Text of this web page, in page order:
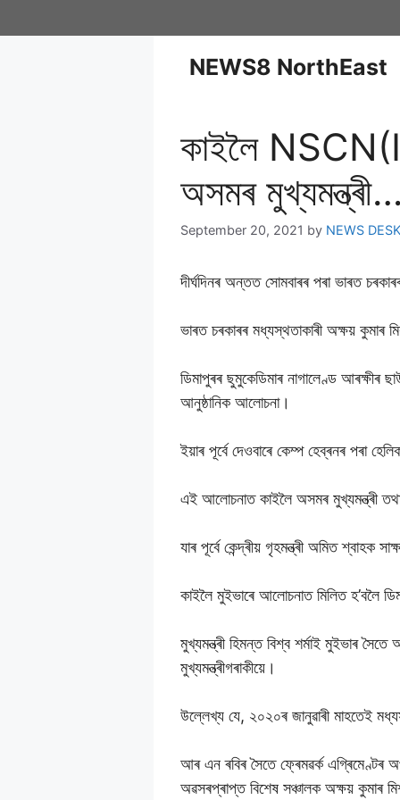
NEWS8 NorthEast
কাইলৈ
অসমৰ মুখ্যমন্ত্ৰী…
September 20, 2021 by NEWS DESK
দীৰ্ঘদিনৰ অন্তত সোমবাৰৰ পৰা ভাৰত
ভাৰত চৰকাৰৰ মধ্যস্থতাকাৰী অক্ষয় কুমাৰ
ডিমাপুৰৰ ছুমুকেডিমাৰ নাগালেণ্ড
আনুষ্ঠানিক আলোচনা।
ইয়াৰ পূৰ্বে দেওবাৰে কেম্প হেব্ৰনৰ পৰা
এই আলোচনাত কাইলৈ অসমৰ মুখ্যমন্ত্ৰী
যাৰ পূৰ্বে কেন্দ্ৰীয় গৃহমন্ত্ৰী অমিত শ্বাহক
কাইলৈ মুইভাৰে আলোচনাত মিলিত হ’বলৈ
মুখ্যমন্ত্ৰী হিমন্ত বিশ্ব শৰ্মাই মুইভাৰ
মুখ্যমন্ত্ৰীগৰাকীয়ে।
উল্লেখ্য যে, ২০২০ৰ জানুৱাৰী মাহতেই
আৰ এন ৰবিৰ সৈতে ফ্ৰেমৱৰ্ক এগ্ৰিমেণ্টৰ
অৱসৰপ্ৰাপ্ত বিশেষ সঞ্চালক অক্ষয় কুমাৰ